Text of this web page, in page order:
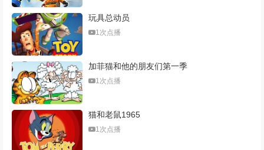
玩具总动员
1次点播
加菲猫和他的朋友们第一季
1次点播
猫和老鼠1965
1次点播